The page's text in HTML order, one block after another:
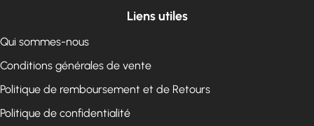
Liens utiles
Qui sommes-nous
Conditions générales de vente
Politique de remboursement et de Retours
Politique de confidentialité